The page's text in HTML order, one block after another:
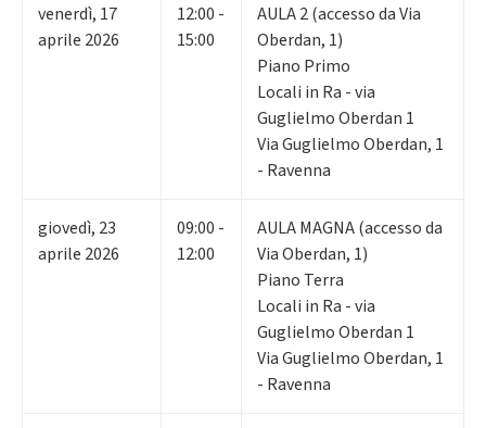
venerdì, 17
aprile 2026
12:00 -
15:00
AULA 2 (accesso da Via
Oberdan, 1)
Piano Primo
Locali in Ra - via
Guglielmo Oberdan 1
Via Guglielmo Oberdan, 1
- Ravenna
giovedì, 23
aprile 2026
09:00 -
12:00
AULA MAGNA (accesso da
Via Oberdan, 1)
Piano Terra
Locali in Ra - via
Guglielmo Oberdan 1
Via Guglielmo Oberdan, 1
- Ravenna